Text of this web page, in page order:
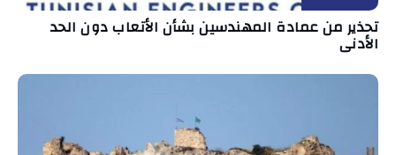
تحذير من عمادة المهندسين بشأن الأتعاب دون الحد
الأدنى